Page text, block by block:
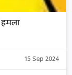
15 Sep 2024